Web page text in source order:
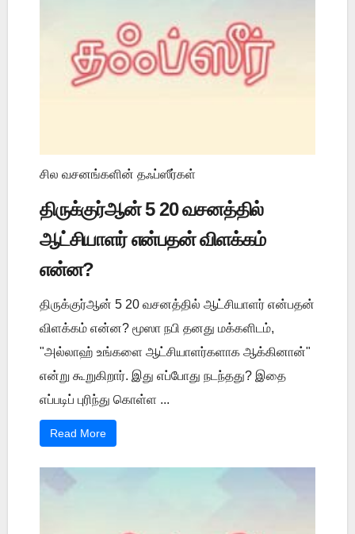
சில வசனங்களின் தஃப்ஸீர்கள்
திருக்குர்ஆன் 5 20 வசனத்தில்
ஆட்சியாளர் என்பதன் விளக்கம்
என்ன?
திருக்குர்ஆன் 5 20 வசனத்தில் ஆட்சியாளர் என்பதன்
விளக்கம் என்ன? மூஸா நபி தனது மக்களிடம்,
"அல்லாஹ் உங்களை ஆட்சியாளர்களாக ஆக்கினான்"
என்று கூறுகிறார். இது எப்போது நடந்தது? இதை
எப்படிப் புரிந்து கொள்ள ...
Read More